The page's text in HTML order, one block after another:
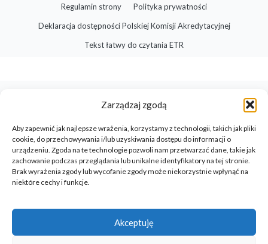
Zarządzaj zgodą
Aby zapewnić jak najlepsze wrażenia, korzystamy z technologii, takich jak pliki
cookie, do przechowywania i/lub uzyskiwania dostępu do informacji o
urządzeniu. Zgoda na te technologie pozwoli nam przetwarzać dane, takie jak
zachowanie podczas przeglądania lub unikalne identyfikatory na tej stronie.
Brak wyrażenia zgody lub wycofanie zgody może niekorzystnie wpłynąć na
niektóre cechy i funkcje.
Akceptuję
Regulamin strony
Polityka prywatności
Deklaracja dostępności Polskiej Komisji Akredytacyjnej
Tekst łatwy do czytania ETR